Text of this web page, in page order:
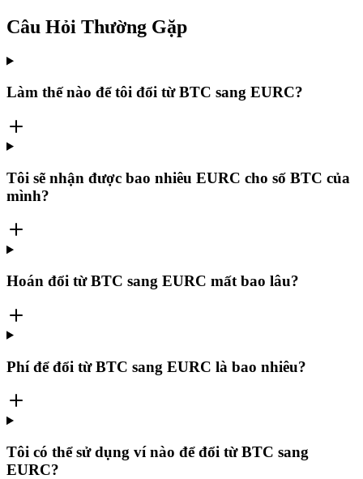
Câu Hỏi Thường Gặp
Làm thế nào để tôi đổi từ BTC sang EURC?
Tôi sẽ nhận được bao nhiêu EURC cho số BTC của
mình?
Hoán đổi từ BTC sang EURC mất bao lâu?
Phí để đổi từ BTC sang EURC là bao nhiêu?
Tôi có thể sử dụng ví nào để đổi từ BTC sang
EURC?